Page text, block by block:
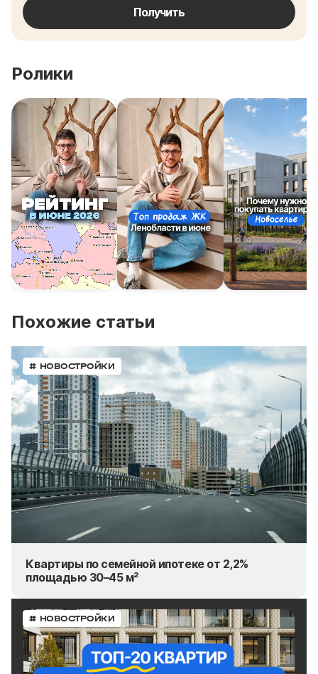
Получить
Ролики
Похожие статьи
# НОВОСТРОЙКИ
Квартиры по семейной ипотеке от 2,2%
площадью 30–45 м²
# НОВОСТРОЙКИ